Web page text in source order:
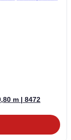
m | 8472